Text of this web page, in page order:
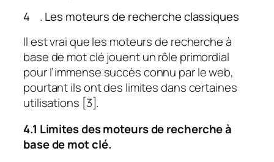
4 . Les moteurs de recherche classiques
Il est vrai que les moteurs de recherche à
base de mot clé jouent un rôle primordial
pour l’immense succès connu par le web,
pourtant ils ont des limites dans certaines
utilisations [3].
4.1 Limites des moteurs de recherche à
base de mot clé.